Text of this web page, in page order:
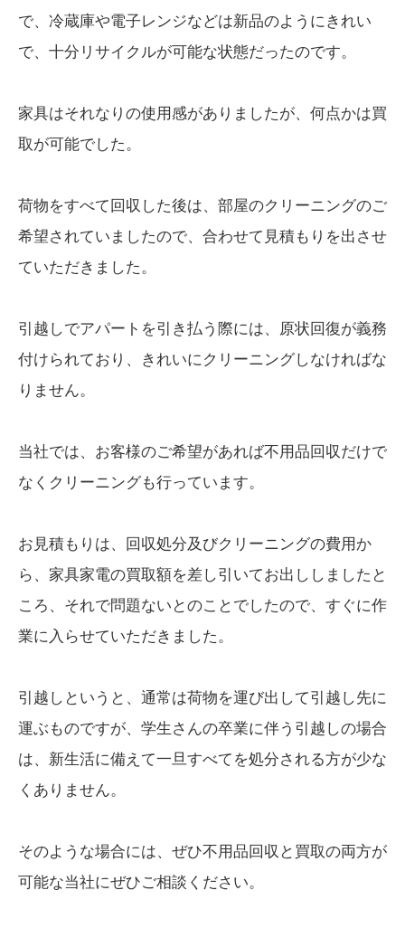
で、冷蔵庫や電子レンジなどは新品のようにきれい
で、十分リサイクルが可能な状態だったのです。
家具はそれなりの使用感がありましたが、何点かは買
取が可能でした。
荷物をすべて回収した後は、部屋のクリーニングのご
希望されていましたので、合わせて見積もりを出させ
ていただきました。
引越しでアパートを引き払う際には、原状回復が義務
付けられており、きれいにクリーニングしなければな
りません。
当社では、お客様のご希望があれば不用品回収だけで
なくクリーニングも行っています。
お見積もりは、回収処分及びクリーニングの費用か
ら、家具家電の買取額を差し引いてお出ししましたと
ころ、それで問題ないとのことでしたので、すぐに作
業に入らせていただきました。
引越しというと、通常は荷物を運び出して引越し先に
運ぶものですが、学生さんの卒業に伴う引越しの場合
は、新生活に備えて一旦すべてを処分される方が少な
くありません。
そのような場合には、ぜひ不用品回収と買取の両方が
可能な当社にぜひご相談ください。